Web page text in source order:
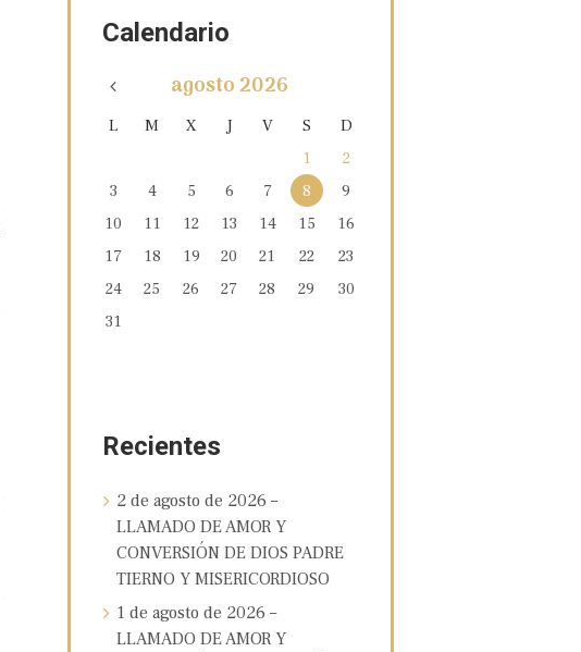
Calendario
agosto 2026
L M X J V S
D
1
2
3
4 5 6 7 8
9
10
11 12 13 14 15
16
17
18 19 20 21 22
23
24
25 26 27 28 29
30
31
Recientes
2 de agosto de 2026 –
LLAMADO DE AMOR Y
CONVERSIÓN DE DIOS PADRE
TIERNO Y MISERICORDIOSO
1 de agosto de 2026 –
LLAMADO DE AMOR Y